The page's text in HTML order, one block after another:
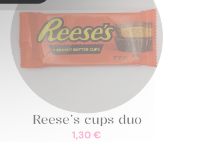
Reese’s cups duo
1,30€